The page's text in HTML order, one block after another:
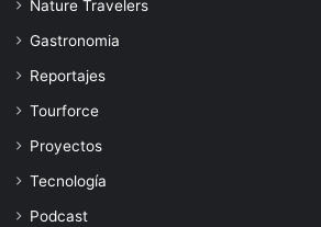
Nature Travelers
Gastronomia
Reportajes
Tourforce
Proyectos
Tecnología
Podcast